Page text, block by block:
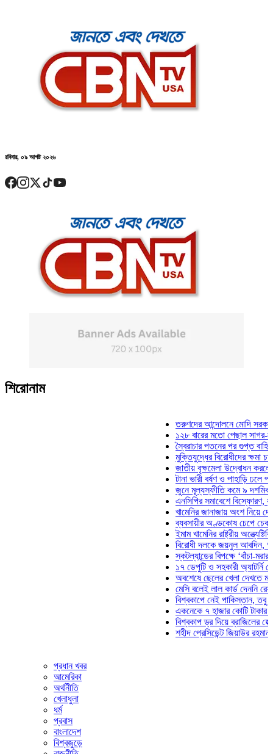
রবিবার, ০৯ আগষ্ট ২০২৬
শিরোনাম
তরুণদের আন্দোলনে মোদি সরকার
১২৮ বারের মতো পেছাল সাগর-রুনি
স্বৈরাচার পতনের পর গুপ্ত বাহিনীর
মুক্তিযুদ্ধের বিরোধীদের ক্ষমা চাইতে
জাতীয় বৃক্ষমেলা উদ্বোধন করলেন
টানা ভারী বর্ষণ ও পাহাড়ি ঢলে
জুনে মূল্যস্ফীতি কমে ৯ দশমিক ১৬
এনসিপির সমাবেশে বিস্ফোরণ,
খামেনির জানাজায় অংশ নিয়ে দেশে
ব্যবসায়ীর অণ্ডকোষ চেপে চেক-
ইমাম খামেনির রাষ্ট্রীয়
বিরোধী দলকে জয়নুল আবদিন,
স্কটল্যান্ডের বিপক্ষে ‘বাঁচা-মরার
১৭ ডেপুটি ও সহকারী অ্যাটর্নি
অবশেষে ছেলের খেলা দেখতে মাঠে
মেসি বলেই লাল কার্ড দেননি রেফারি!
বিশ্বকাপে নেই পাকিস্তান, তবু
একনেকে ৭ হাজার কোটি টাকার ৫
বিশ্বকাপ ড্র দিয়ে ব্রাজিলের হেক্সা
শহীদ প্রেসিডেন্ট জিয়াউর রহমান
প্রধান খবর
আমেরিকা
অর্থনীতি
খেলাধুলা
ধর্ম
প্রবাস
বাংলাদেশ
বিশ্বজুড়ে